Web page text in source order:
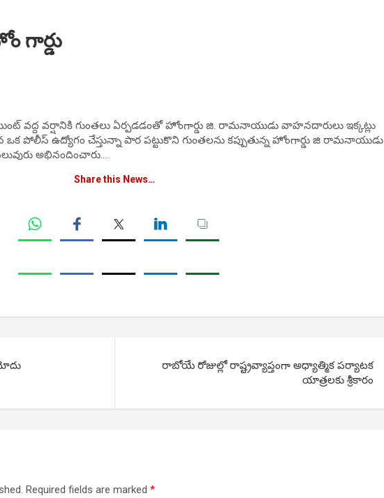
గార్డు
వర్షానికి గుంతలు ఏర్పడడంతో హోంగార్డు జి. రామనాయుడు వాహనదారులు ఇక్కట్లు
పోలీస్ ఉద్యోగం చేస్తున్నా పార పట్టుకొని గుంతలను కప్పుతున్న హోంగార్డు జి రామనాయుడు
అభినందించారు….
Share this News…
రాబోయే రోజుల్లో రాష్ట్రవ్యాప్తంగా అధ్యాత్మిక పర్యాటక
యాత్రలకు శ్రీకారం
Required fields are marked *